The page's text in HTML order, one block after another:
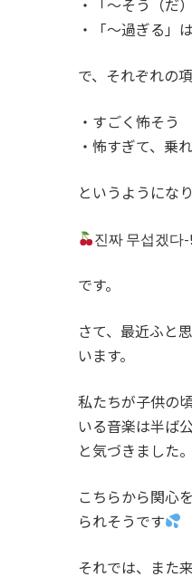
・「～そう（だ
・「～過ぎる」
で、それぞれの
・すごく怖そう
・怖すぎて、乗
というようにな
진짜 무섭겠다
です。
さて、最近ふと
います。
私たちが子供の
いる音楽は半ば
と気づきました。
こちらから関心
られそうです
それでは、また